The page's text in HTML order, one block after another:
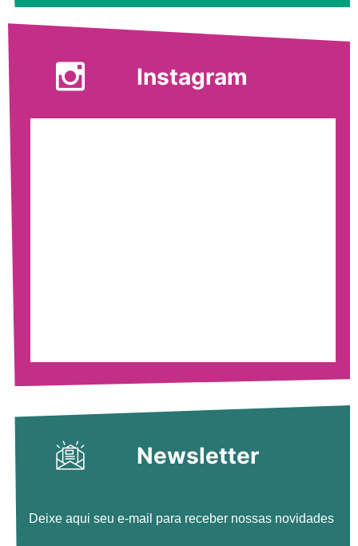
Instagram
Newsletter
Deixe aqui seu e-mail para receber nossas novidades